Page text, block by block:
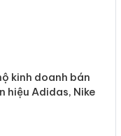
kinh doanh bán
hiệu Adidas, Nike